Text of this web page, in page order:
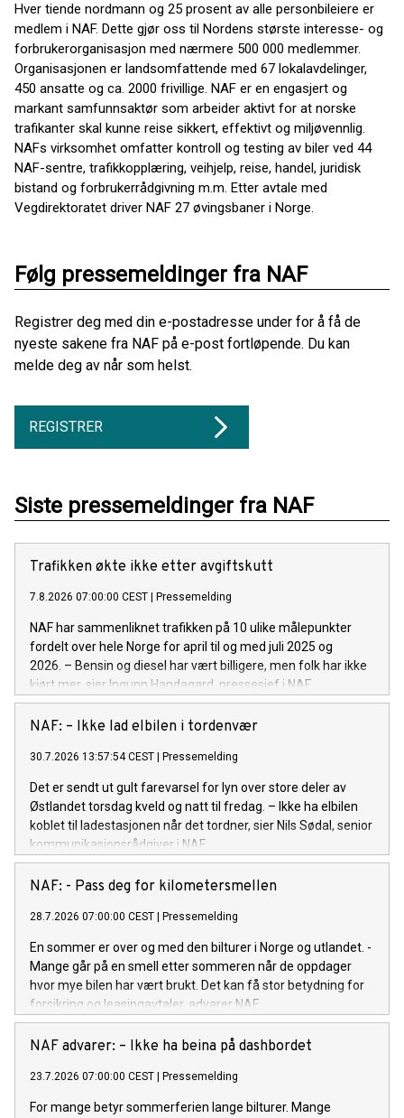
Hver tiende nordmann og 25 prosent av alle personbileiere er
medlem i NAF. Dette gjør oss til Nordens største interesse- og
forbrukerorganisasjon med nærmere 500 000 medlemmer.
Organisasjonen er landsomfattende med 67 lokalavdelinger,
450 ansatte og ca. 2000 frivillige. NAF er en engasjert og
markant samfunnsaktør som arbeider aktivt for at norske
trafikanter skal kunne reise sikkert, effektivt og miljøvennlig.
NAFs virksomhet omfatter kontroll og testing av biler ved 44
NAF-sentre, trafikkopplæring, veihjelp, reise, handel, juridisk
bistand og forbrukerrådgivning m.m. Etter avtale med
Vegdirektoratet driver NAF 27 øvingsbaner i Norge.
Følg pressemeldinger fra NAF
Registrer deg med din e-postadresse under for å få de
nyeste sakene fra NAF på e-post fortløpende. Du kan
melde deg av når som helst.
REGISTRER
Siste pressemeldinger fra NAF
Trafikken økte ikke etter avgiftskutt
7.8.2026 07:00:00 CEST Pressemelding
NAF har sammenliknet trafikken på 10 ulike målepunkter
fordelt over hele Norge for april til og med juli 2025 og
2026. – Bensin og diesel har vært billigere, men folk har ikke
kjørt mer, sier Ingunn Handagard, pressesjef i NAF.
NAF: – Ikke lad elbilen i tordenvær
30.7.2026 13:57:54 CEST Pressemelding
Det er sendt ut gult farevarsel for lyn over store deler av
Østlandet torsdag kveld og natt til fredag. – Ikke ha elbilen
koblet til ladestasjonen når det tordner, sier Nils Sødal, senior
kommunikasjonsrådgiver i NAF.
NAF: - Pass deg for kilometersmellen
28.7.2026 07:00:00 CEST Pressemelding
En sommer er over og med den bilturer i Norge og utlandet. -
Mange går på en smell etter sommeren når de oppdager
hvor mye bilen har vært brukt. Det kan få stor betydning for
forsikring og leasingavtaler, advarer NAF.
NAF advarer: – Ikke ha beina på dashbordet
23.7.2026 07:00:00 CEST Pressemelding
For mange betyr sommerferien lange bilturer. Mange